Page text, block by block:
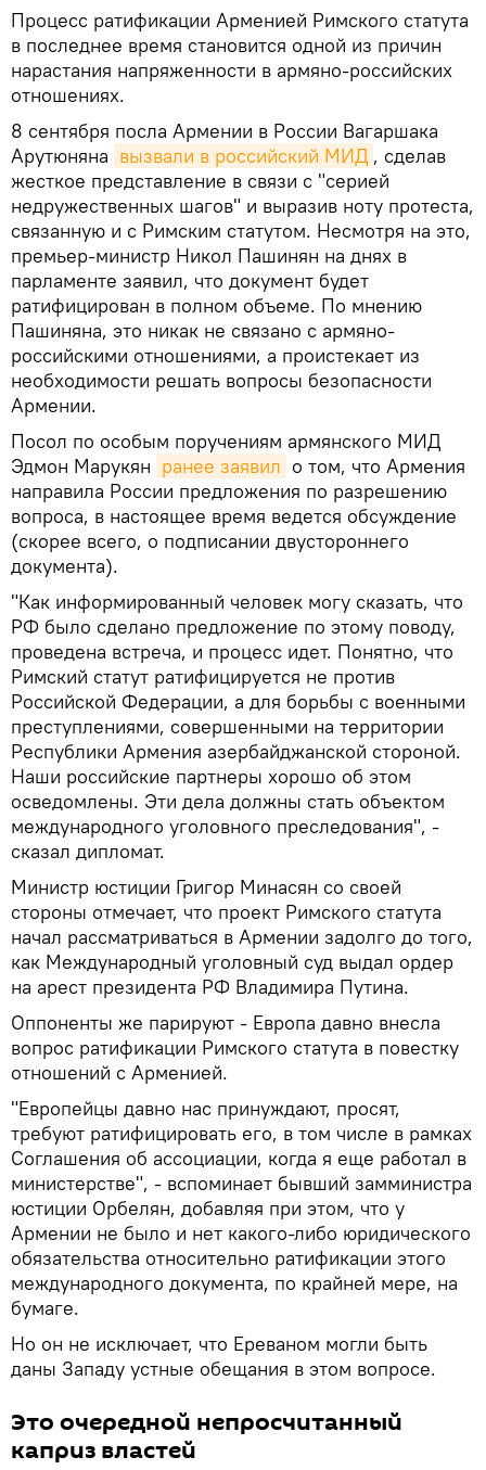
Процесс ратификации Арменией Римского статута
в последнее время становится одной из причин
нарастания напряженности в армяно-российских
отношениях.
8 сентября посла Армении в России Вагаршака
Арутюняна вызвали в российский МИД , сделав
жесткое представление в связи с "серией
недружественных шагов" и выразив ноту протеста,
связанную и с Римским статутом. Несмотря на это,
премьер-министр Никол Пашинян на днях в
парламенте заявил, что документ будет
ратифицирован в полном объеме. По мнению
Пашиняна, это никак не связано с армяно-
российскими отношениями, а проистекает из
необходимости решать вопросы безопасности
Армении.
Посол по особым поручениям армянского МИД
Эдмон Марукян ранее заявил о том, что Армения
направила России предложения по разрешению
вопроса, в настоящее время ведется обсуждение
(скорее всего, о подписании двустороннего
документа).
"Как информированный человек могу сказать, что
РФ было сделано предложение по этому поводу,
проведена встреча, и процесс идет. Понятно, что
Римский статут ратифицируется не против
Российской Федерации, а для борьбы с военными
преступлениями, совершенными на территории
Республики Армения азербайджанской стороной.
Наши российские партнеры хорошо об этом
осведомлены. Эти дела должны стать объектом
международного уголовного преследования", -
сказал дипломат.
Министр юстиции Григор Минасян со своей
стороны отмечает, что проект Римского статута
начал рассматриваться в Армении задолго до того,
как Международный уголовный суд выдал ордер
на арест президента РФ Владимира Путина.
Оппоненты же парируют - Европа давно внесла
вопрос ратификации Римского статута в повестку
отношений с Арменией.
"Европейцы давно нас принуждают, просят,
требуют ратифицировать его, в том числе в рамках
Соглашения об ассоциации, когда я еще работал в
министерстве", - вспоминает бывший замминистра
юстиции Орбелян, добавляя при этом, что у
Армении не было и нет какого-либо юридического
обязательства относительно ратификации этого
международного документа, по крайней мере, на
бумаге.
Но он не исключает, что Ереваном могли быть
даны Западу устные обещания в этом вопросе.
Это очередной непросчитанный
каприз властей